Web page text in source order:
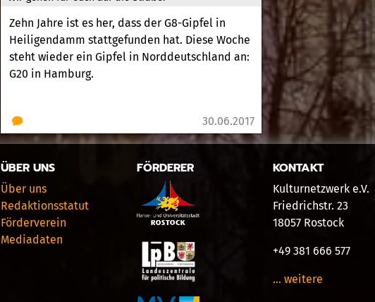
Zehn Jahre ist es her, dass der G8-Gipfel in
Heiligendamm stattgefunden hat. Diese Woche
steht wieder ein Gipfel in Norddeutschland an:
G20 in Hamburg.
30.06.2017
ÜBER UNS
Über uns
Redaktionsstatut
Förderverein
Mediadaten
FÖRDERER KONTAKT
Kulturnetzwerk e.V.
Friedrichstr. 23
18057 Rostock
+49 381 666 577
… weitere